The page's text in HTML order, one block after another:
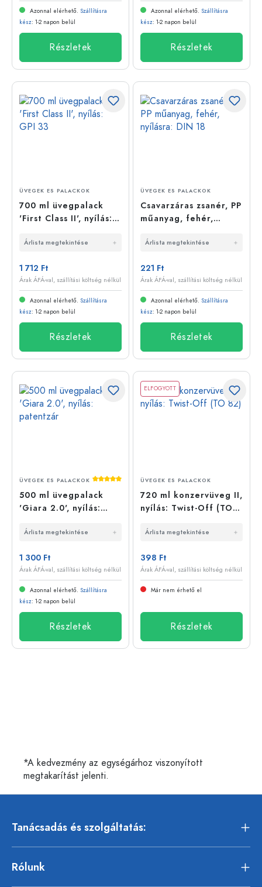
Azonnal elérhető. Szállításra
kész: 1-2 napon belül
Részletek
Azonnal elérhető. Szállításra
kész: 1-2 napon belül
Részletek
ÜVEGEK ES PALACKOK
700 ml üvegpalack
'First Class II', nyílás:
Árlista megtekintése
1 712 Ft
Árak ÁFÁ-val, szállítási költség nélkül
Azonnal elérhető. Szállításra
kész: 1-2 napon belül
Részletek
ÜVEGEK ES PALACKOK
Csavarzáras zsanér, PP
műanyag, fehér,
Árlista megtekintése
221 Ft
Árak ÁFÁ-val, szállítási költség nélkül
Azonnal elérhető. Szállításra
kész: 1-2 napon belül
Részletek
Átlagos értékelés 5 a 5 csillagból
ÜVEGEK ES PALACKOK
500 ml üvegpalack
'Giara 2.0', nyílás:
Árlista megtekintése
1 300 Ft
Árak ÁFÁ-val, szállítási költség nélkül
Azonnal elérhető. Szállításra
kész: 1-2 napon belül
Részletek
ELFOGYOTT
ÜVEGEK ES PALACKOK
720 ml konzervüveg II,
nyílás: Twist-Off (TO
Árlista megtekintése
398 Ft
Árak ÁFÁ-val, szállítási költség nélkül
Már nem érhető el
Részletek
*A kedvezmény az egységárhoz viszonyított
megtakarítást jelenti.
Tanácsadás és szolgáltatás:
Rólunk